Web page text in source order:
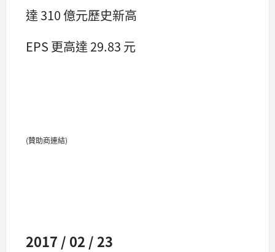
達 310 億元歷史新高
EPS 更高達 29.83 元
(贊助商連結)
2017 / 02 / 23